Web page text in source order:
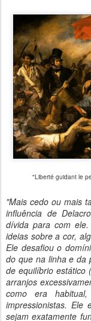
"Liberté guidant le
"Mais cedo ou mais
influência de
dívida para com
ideias sobre a cor,
Ele desafiou o
do que na linha e da
de equilíbrio estático
arranjos
como era
impressionistas. Ele
sejam exatamente